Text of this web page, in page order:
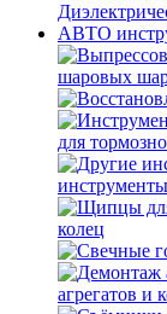
АВТО
шаровых
для
колец
агрегатов и